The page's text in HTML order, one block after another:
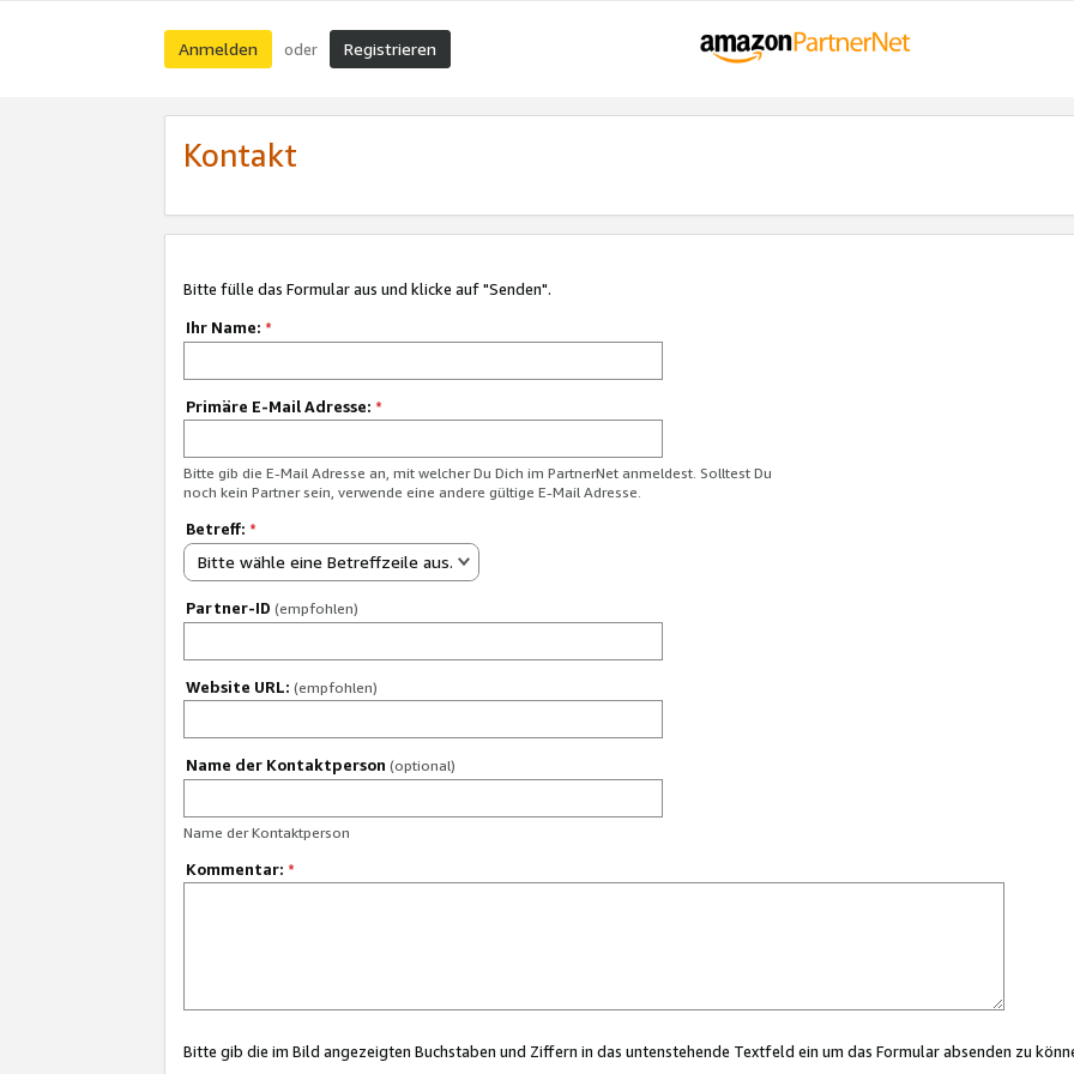
Anmelden oder Registrieren
Kontakt
Bitte fülle das Formular aus und klicke auf "Senden".
Ihr Name: *
Primäre E-Mail Adresse: *
Bitte gib die E-Mail Adresse an, mit welcher Du Dich im PartnerNet anmeldest. Solltest Du
noch kein Partner sein, verwende eine andere gültige E-Mail Adresse.
Betreff: *
Bitte wähle eine Betreffzeile aus.
Partner-ID (empfohlen)
Website URL: (empfohlen)
Name der Kontaktperson (optional)
Name der Kontaktperson
Kommentar: *
Bitte gib die im Bild angezeigten Buchstaben und Ziffern in das untenstehende Textfeld ein um das Formular absenden zu